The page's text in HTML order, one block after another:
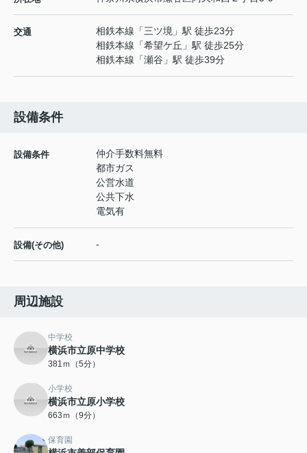
交通 相鉄本線 「三ツ境 」駅 徒歩23分
相鉄本線 「希望ケ丘 」駅 徒歩25分
相鉄本線 「瀬谷 」駅 徒歩39分
設備条件
設備条件
仲介手数料無料
都市ガス
公営水道
公共下水
電気有
設備(その他) -
周辺施設
中学校
横浜市立原中学校
381ｍ（5分）
小学校
横浜市立原小学校
663ｍ（9分）
保育園